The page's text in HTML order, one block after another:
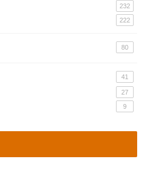
232
222
80
41
27
9